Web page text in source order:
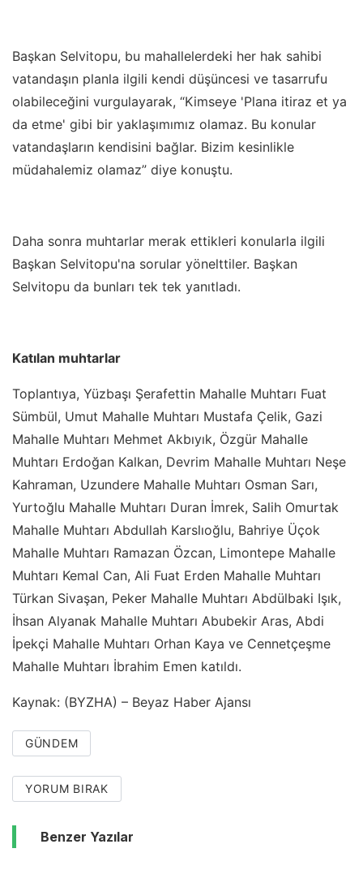
Başkan Selvitopu, bu mahallelerdeki her hak sahibi
vatandaşın planla ilgili kendi düşüncesi ve tasarrufu
olabileceğini vurgulayarak, “Kimseye 'Plana itiraz et ya
da etme' gibi bir yaklaşımımız olamaz. Bu konular
vatandaşların kendisini bağlar. Bizim kesinlikle
müdahalemiz olamaz” diye konuştu.
Daha sonra muhtarlar merak ettikleri konularla ilgili
Başkan Selvitopu'na sorular yönelttiler. Başkan
Selvitopu da bunları tek tek yanıtladı.
Katılan muhtarlar
Toplantıya, Yüzbaşı Şerafettin Mahalle Muhtarı Fuat
Sümbül, Umut Mahalle Muhtarı Mustafa Çelik, Gazi
Mahalle Muhtarı Mehmet Akbıyık, Özgür Mahalle
Muhtarı Erdoğan Kalkan, Devrim Mahalle Muhtarı Neşe
Kahraman, Uzundere Mahalle Muhtarı Osman Sarı,
Yurtoğlu Mahalle Muhtarı Duran İmrek, Salih Omurtak
Mahalle Muhtarı Abdullah Karslıoğlu, Bahriye Üçok
Mahalle Muhtarı Ramazan Özcan, Limontepe Mahalle
Muhtarı Kemal Can, Ali Fuat Erden Mahalle Muhtarı
Türkan Sivaşan, Peker Mahalle Muhtarı Abdülbaki Işık,
İhsan Alyanak Mahalle Muhtarı Abubekir Aras, Abdi
İpekçi Mahalle Muhtarı Orhan Kaya ve Cennetçeşme
Mahalle Muhtarı İbrahim Emen katıldı.
Kaynak: (BYZHA) – Beyaz Haber Ajansı
GÜNDEM
YORUM BIRAK
Benzer Yazılar